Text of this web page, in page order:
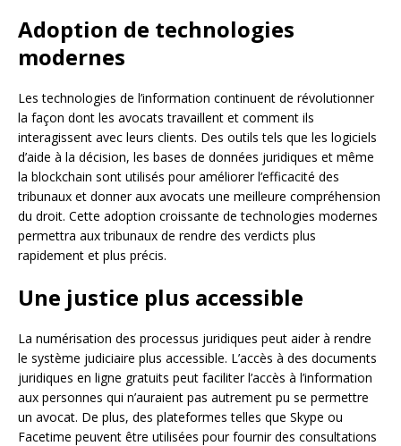
Adoption de technologies
modernes
Les technologies de l’information continuent de révolutionner
la façon dont les avocats travaillent et comment ils
interagissent avec leurs clients. Des outils tels que les logiciels
d’aide à la décision, les bases de données juridiques et même
la blockchain sont utilisés pour améliorer l’efficacité des
tribunaux et donner aux avocats une meilleure compréhension
du droit. Cette adoption croissante de technologies modernes
permettra aux tribunaux de rendre des verdicts plus
rapidement et plus précis.
Une justice plus accessible
La numérisation des processus juridiques peut aider à rendre
le système judiciaire plus accessible. L’accès à des documents
juridiques en ligne gratuits peut faciliter l’accès à l’information
aux personnes qui n’auraient pas autrement pu se permettre
un avocat. De plus, des plateformes telles que Skype ou
Facetime peuvent être utilisées pour fournir des consultations